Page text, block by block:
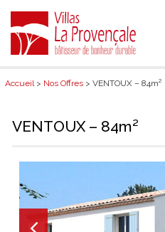
Accueil> Nos Offres > VENTOUX – 84m²
VENTOUX – 84m²